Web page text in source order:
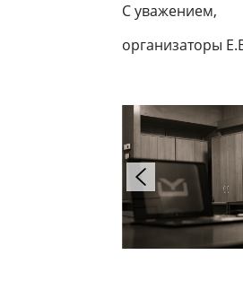
С уважением,
организаторы